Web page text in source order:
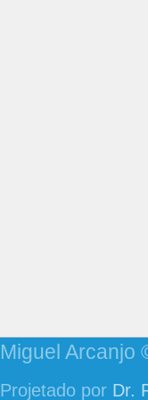
Miguel Arcanjo
Projetado por Dr.